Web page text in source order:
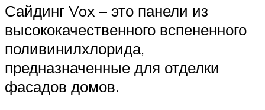
Сайдинг Vox – это панели из
высококачественного вспененного
поливинилхлорида,
предназначенные для отделки
фасадов домов.